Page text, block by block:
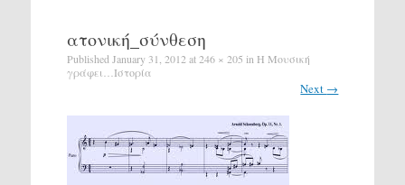
contentατονική_σύνθεση
Published January 31, 2012 at246 × 205 in Η Μουσική
γράφει…Ιστορία
Next →